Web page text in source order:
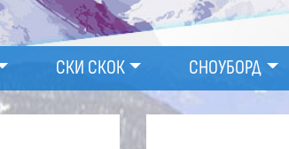
СКИ СКОК СНОУБОРД